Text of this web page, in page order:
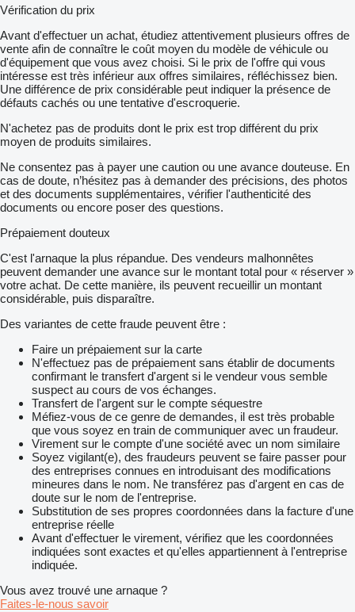
Vérification du prix
Avant d'effectuer un achat, étudiez attentivement plusieurs offres de
vente afin de connaître le coût moyen du modèle de véhicule ou
d'équipement que vous avez choisi. Si le prix de l'offre qui vous
intéresse est très inférieur aux offres similaires, réfléchissez bien.
Une différence de prix considérable peut indiquer la présence de
défauts cachés ou une tentative d'escroquerie.
N'achetez pas de produits dont le prix est trop différent du prix
moyen de produits similaires.
Ne consentez pas à payer une caution ou une avance douteuse. En
cas de doute, n’hésitez pas à demander des précisions, des photos
et des documents supplémentaires, vérifier l'authenticité des
documents ou encore poser des questions.
Prépaiement douteux
C'est l'arnaque la plus répandue. Des vendeurs malhonnêtes
peuvent demander une avance sur le montant total pour « réserver »
votre achat. De cette manière, ils peuvent recueillir un montant
considérable, puis disparaître.
Des variantes de cette fraude peuvent être :
Faire un prépaiement sur la carte
N'effectuez pas de prépaiement sans établir de documents
confirmant le transfert d'argent si le vendeur vous semble
suspect au cours de vos échanges.
Transfert de l'argent sur le compte séquestre
Méfiez-vous de ce genre de demandes, il est très probable
que vous soyez en train de communiquer avec un fraudeur.
Virement sur le compte d'une société avec un nom similaire
Soyez vigilant(e), des fraudeurs peuvent se faire passer pour
des entreprises connues en introduisant des modifications
mineures dans le nom. Ne transférez pas d'argent en cas de
doute sur le nom de l'entreprise.
Substitution de ses propres coordonnées dans la facture d'une
entreprise réelle
Avant d'effectuer le virement, vérifiez que les coordonnées
indiquées sont exactes et qu'elles appartiennent à l'entreprise
indiquée.
Vous avez trouvé une arnaque ?
Faites-le-nous savoir